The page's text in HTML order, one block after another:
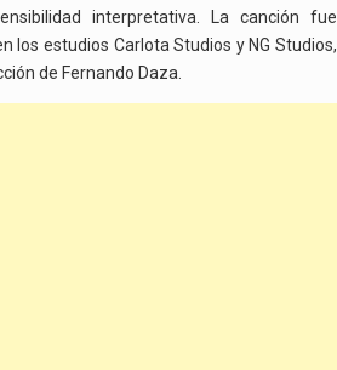
interpretativa. La canción fue
los estudios Carlota Studios y NG Studios,
de Fernando Daza.